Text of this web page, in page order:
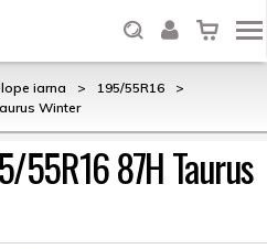
iarna > 195/55R16
>
Winter
55R16 87H Taurus